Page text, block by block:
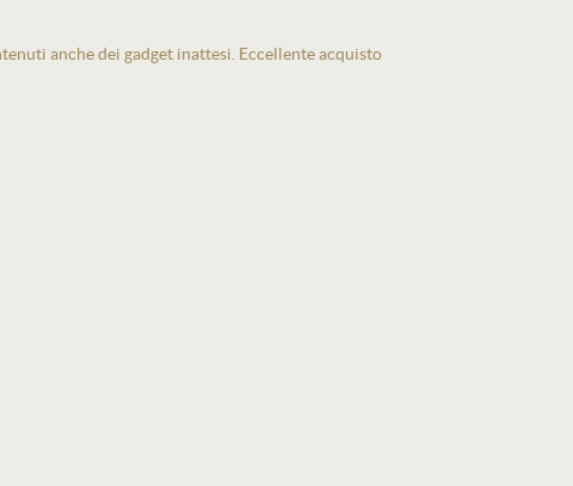
anche dei gadget inattesi. Eccellente acquisto